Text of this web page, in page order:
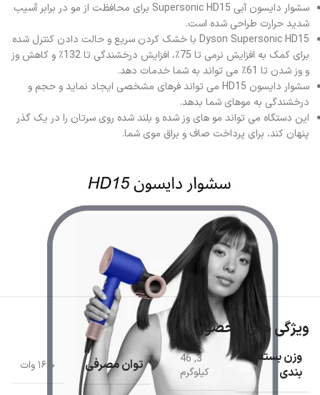
سشوار دایسون آبی Supersonic HD15 برای محافظت از مو در برابر آسیب
شدید حرارت طراحی شده است.
Dyson Supersonic HD15 با خشک کردن سریع و حالت دادن کنترل شده
برای کمک به افزایش نرمی تا 75٪، افزایش درخشندگی تا 132٪ و کاهش وز
و وز شدن تا 61٪ می تواند به شما خدمات دهد.
سشوار دایسون HD15 می تواند فرهای مشخصی ایجاد نماید و حجم و
درخشندگی به موهای شما بدهد.
این دستگاه می تواند مو های وز شده و بلند شده روی سرتان را در یک گذر
پنهان کند، برای پرداخت صاف و براق موی شما.
ویژگی های محصول
وزن بسته
بندی
3
,
46
کیلوگرم
توان مصرفی ۱۶۰۰ وات